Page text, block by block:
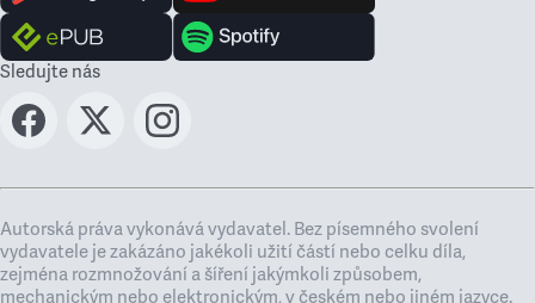
Sledujte nás
Autorská práva vykonává vydavatel. Bez písemného svolení
vydavatele je zakázáno jakékoli užití částí nebo celku díla,
zejména rozmnožování a šíření jakýmkoli způsobem,
mechanickým nebo elektronickým, v českém nebo jiném jazyce.